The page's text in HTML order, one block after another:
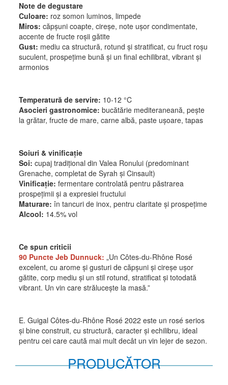
Note de degustare
Culoare: roz somon luminos, limpede
Miros: căpșuni coapte, cireșe, note ușor condimentate,
accente de fructe roșii gătite
Gust: mediu ca structură, rotund și stratificat, cu fruct roșu
suculent, prospețime bună și un final echilibrat, vibrant și
armonios
Temperatură de servire: 10-12 °C
Asocieri gastronomice: bucătărie mediteraneană, pește
la grătar, fructe de mare, carne albă, paste ușoare, tapas
Soiuri & vinificație
Soi: cupaj tradițional din Valea Ronului (predominant
Grenache, completat de Syrah și Cinsault)
Vinificație: fermentare controlată pentru păstrarea
prospețimii și a expresiei fructului
Maturare: în tancuri de inox, pentru claritate și prospețime
Alcool: 14.5% vol
Ce spun criticii
90 Puncte Jeb Dunnuck: „Un Côtes-du-Rhône Rosé
excelent, cu arome și gusturi de căpșuni și cireșe ușor
gătite, corp mediu și un stil rotund, stratificat și totodată
vibrant. Un vin care strălucește la masă.”
E. Guigal Côtes-du-Rhône Rosé 2022 este un rosé serios
și bine construit, cu structură, caracter și echilibru, ideal
pentru cei care caută mai mult decât un vin lejer de sezon.
PRODUCĂTOR